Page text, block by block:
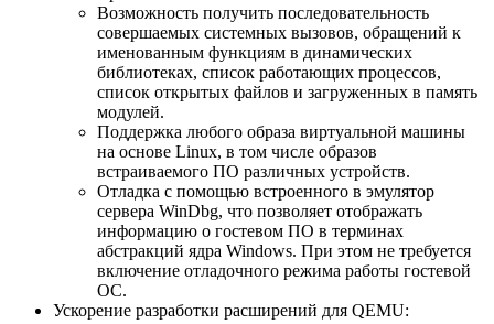
Возможность получить последовательность
совершаемых системных вызовов, обращений к
именованным функциям в динамических
библиотеках, список работающих процессов,
список открытых файлов и загруженных в память
модулей.
Поддержка любого образа виртуальной машины
на основе Linux, в том числе образов
встраиваемого ПО различных устройств.
Отладка с помощью встроенного в эмулятор
сервера WinDbg, что позволяет отображать
информацию о гостевом ПО в терминах
абстракций ядра Windows. При этом не требуется
включение отладочного режима работы гостевой
ОС.
Ускорение разработки расширений для QEMU: